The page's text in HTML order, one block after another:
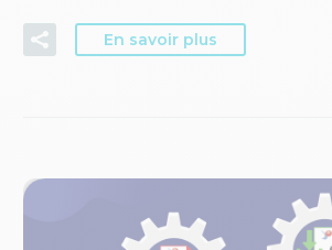
En savoir plus